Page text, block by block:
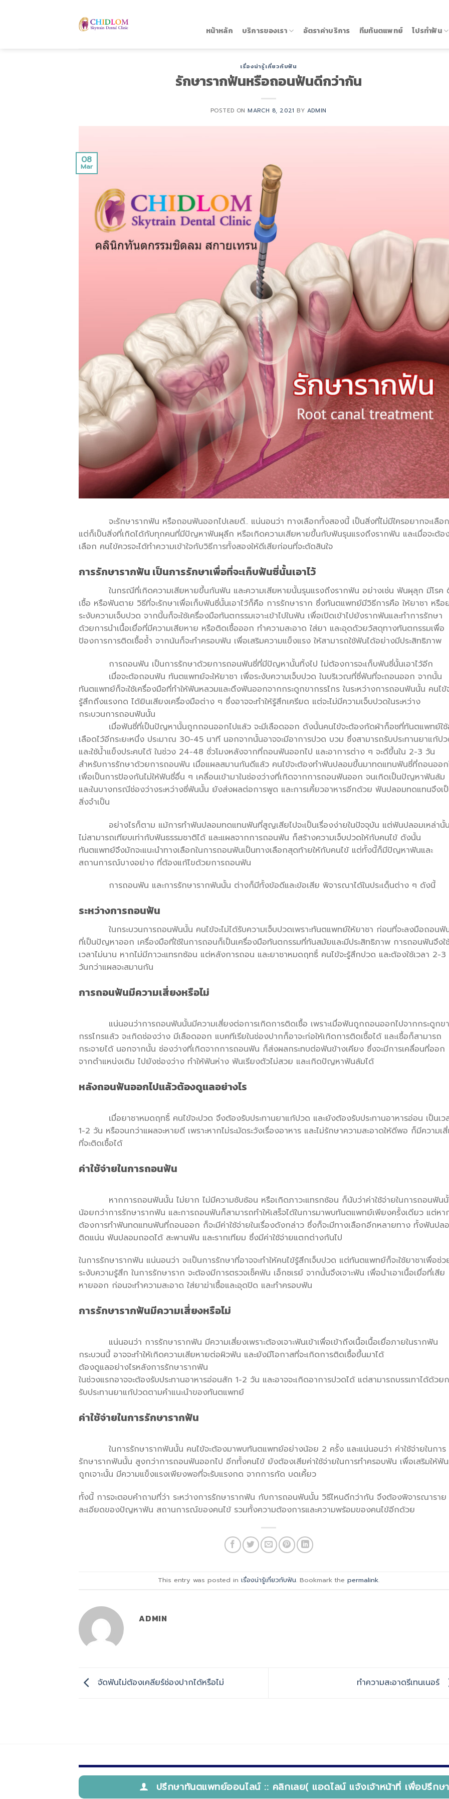
หน้าหลัก บริการของเรา อัตราค่าบริการ ทีมทันตแพทย์ โปรทำฟัน
เรื่องน่ารู้เกี่ยวกับฟัน
รักษารากฟันหรือถอนฟันดีกว่ากัน
POSTED ONMARCH 8, 2021 BY ADMIN
08
Mar
จะรักษารากฟัน หรือถอนฟันออกไปเลยดี.. แน่นอนว่า ทางเลือกทั้งสองนี้ เป็นสิ่งที่ไม่มีใครอยากจะเลือก
แต่ก็เป็นสิ่งที่เกิดได้กับทุกคนที่มีปัญหาฟันผุลึก หรือเกิดความเสียหายขึ้นกับฟันรุนแรงถึงรากฟัน และเมื่อจะต้อ
เลือก คนไข้ควรจะได้ทำความเข้าใจกับวิธีการทั้งสองให้ดีเสียก่อนที่จะตัดสินใจ
การรักษารากฟัน เป็นการรักษาเพื่อที่จะเก็บฟันซี่นั้นเอาไว้
ในกรณีที่เกิดความเสียหายขึ้นกันฟัน และความเสียหายนั้นรุนแรงถึงรากฟัน อย่างเช่น ฟันผุลุก มีโรค
เชื้อ หรือฟันตาย วิธีที่จะรักษาเพื่อเก็บฟันซี่นั้นเอาไว้ก็คือ การรักษาราก ซึ่งทันตแพทย์มีวิธีการคือ ให้ยาชา หรือ
ระงับความเจ็บปวด จากนี้นก็จะใช้เครื่องมือทันตกรรมเจาะเข้าไปในฟัน เพื่อเปิดเข้าไปยังรากฟันและทำการรักษา
ด้วยการนำเนื้อเยื่อที่มีความเสียหาย หรือติดเชื้อออก ทำความสะอาด ใส่ยา และอุดดัวยวัสดุทางทันตกรรมเพื่อ
ป้องการการติดเชื้อซ้ำ จากน้นก็จะทำครอบฟัน เพื่อเสริมความแข็งแรง ให้สามารถใช้ฟันได้อย่างมีประสิทธิภาพ
การถอนฟัน เป็นการรักษาด้วยการถอนฟันซี่ที่มีปัญหานั้นทิ้งไป ไม่ต้องการจะเก็บฟันซี่นั้นเอาไว้อีก
เมื่อจะต้อถอนฟัน ทันตแพทย์จะให้ยาชา เพื่อระงับความเจ็บปวด ในบริเวณที่ซี่ฟันที่จะถอนออก จากนั้น
ทันตแพทย์ก็จะใช้เครื่องมือที่ทำให้ฟันหลวมและดึงฟันออกจากกระดูกขากรรไกร ในระหว่างการถอนฟันนั้น คนไข้
รู้สึกถึงแรงกด ได้ยินเสียงเครื่องมือต่าง ๆ ซึ่งอาจจะทำให้รู้สึกเครียด แต่จะไม่มีความเจ็บปวดในระหว่าง
กระบวนการถอนฟันนั้น
เมื่อฟันซี่ที่เป็นปัญหานั้นถูกถอนออกไปแล้ว จะมีเลือดออก ดังนั้นคนไข้จะต้องกัดผ้าก็อชที่ทันตแพทย์ใ
เลือดไว้อีกระยะหนึ่ง ประมาณ 30-45 นาที นอกจากนั้นอาจจะมีอาการปวด บวม ซึ่งสามารถรับประทานยาแก้ป
และใช้น้ำแข็งประคบได้ ในช่วง 24-48 ชั่วโมงหลังจากที่ถอนฟันออกไป และอาการต่าง ๆ จะดึขึ้นใน 2-3 วัน
สำหรับการรักษาด้วยการถอนฟัน เมื่อแผลสมานกันดีแล้ว คนไข้จะต้องทำฟันปลอมขึ้นมาทดแทนฟันซี่ที่ถอนออก
เพื่อเป็นการป้องกันไม่ให้ฟันซี่อื่น ๆ เคลื่อนเข้ามาในช่องว่างที่เกิดจากการถอนฟันออก จนเกิดเป็นปัญหาฟันล้ม
และในบางกรณีช่องว่างระหว่างซี่ฟันนั้น ยังส่งผลต่อการพูด และการเคี้ยวอาหารอีกด้วย ฟันปลอมทดแทนจึงเ
สิ่งจำเป็น
อย่างไรก็ตาม แม้การทำฟันปลอมทดแทนฟันที่สูญเสียไปจะเป็นเรื่องง่ายในปัจจุบัน แต่ฟันปลอมเหล่านั้
ไม่สามารถเทียบเท่ากับฟันธรรมชาติได้ และแผลจากการถอนฟัน ก็สร้างความเจ็บปวดให้กับคนไข้ ดังนั้น
ทันตแพทย์จึงมักจะแนะนำทางเลือกในการถอนฟันเป็นทางเลือกสุดท้ายให้กับคนไข้ แต่ทั้งนี้ก็มีปัญหาฟันและ
สถานการณ์บางอย่าง ที่ต้องแก้ไขด้วยการถอนฟัน
การถอนฟัน และการรักษารากฟันนั้น ต่างก็มีทั้งข้อดีและข้อเสีย พิจารณาได้ในประเดฺ็นต่าง ๆ ดังนี้
ระหว่างการถอนฟัน
ในกระบวนการถอนฟันนั้น คนไข้จะไม่ได้รับความเจ็บปวดเพราะทันตแพทย์ให้ยาชา ก่อนที่จะลงมือถอนฟั
ที่เป็นปัญหาออก เครื่องมือที่ใช้ในการถอนก็เป็นเครื่องมือทันตกรรมที่ทันสมัยและมีประสิทธิภาพ การถอนฟันจึงใ
เวลาไม่นาน หากไม่มีภาวะแทรกซ้อน แต่หลังการถอน และยาชาหมดฤทธิ์ คนไข้จะรู้สึกปวด และต้องใช้เวลา 2-3
วันกว่าแผลจะสมานกัน
การถอนฟันมีความเสี่ยงหรือไม่
แน่นอนว่าการถอนฟันนั้นมีความเสี่ยงต่อการเกิดการติดเชื้อ เพราะเมื่อฟันถูกถอนออกไปจากกระดูกขา
กรรไกรแล้ว จะเกิดช่องว่าง มีเลือดออก แบคทีเรียในช่องปากก็อาจะก่อให้เกิดการติดเชื้อได้ และเชื้อก็สามารถ
กระจายได้ นอกจากนั้น ช่องว่างที่เกิดจากการถอนฟัน ก็ส่งผลกระทบต่อฟันข้างเคียง ซึ่งจะมีการเคลื่อนที่ออก
จากตำแหน่งเดิม ไปยังช่องว่าง ทำให้ฟันห่าง ฟันเรียงตัวไม่สวย และเกิดปัญหาฟันล้มได้
หลังถอนฟันออกไปแล้วต้องดูแลอย่างไร
เมื่อยาชาหมดฤทธิ์ คนไข้จะปวด จึงต้องรับประทานยาแก้ปวด และยังต้องรับประทานอาหารอ่อน เป็นเว
1-2 วัน หรือจนกว่าแผลจะหายดี เพราะหากไม่ระมัดระวังเรื่องอาหาร และไม่รักษาความสะอาดให้ดีพอ ก็มีความเ
ที่จะติดเชื้อได้
ค่าใช้จ่ายในการถอนฟัน
หากการถอนฟันนั้น ไม่ยาก ไม่มีความซับซ้อน หรือเกิดภาวะแทรกซ้อน ก็นับว่าค่าใช้จ่ายในการถอนฟัน
น้อยกว่าการรักษารากฟัน และการถอนฟันก็สามารถทำให้เสร็จได้ในการมาพบทันตแพทย์เพียงครั้งเดียว แต่หา
ต้องการทำฟันทดแทนฟันที่ถอนออก ก็จะมีค่าใช้จ่ายในเรื่องดังกล่าว ซึ่งก็จะมีทางเลือกอีกหลายทาง ทั้งฟันปล
ติดแน่น ฟันปลอมถอดได้ สะพานฟัน และรากเทียม ซึ่งมีค่าใช้จ่ายแตกต่างกันไป
ในการรักษารากฟัน แน่นอนว่า จะเป็นการรักษาที่อาจจะทำให้คนไข้รู้สึกเจ็บปวด แต่ทันตแพทย์ก็จะใช้ยาชาเพื่อช่ว
ระงับความรู้สึก ในการรักษาราก จะต้องมีการตรวจเช็คฟัน เอ็กซเรย์ จากนั้นจึงเจาะฟัน เพื่อนำเอาเนื้อเยื่อที่เสีย
หายออก ก่อนจะทำความสะอาด ใส่ยาฆ่าเชื้อและอุดปิด และทำครอบฟัน
การรักษารากฟันมีความเสี่ยงหรือไม่
แน่นอนว่า การรักษารากฟัน มีความเสี่ยงเพราะต้องเจาะฟันเข้าเพื่อเข้าถึงเนื้อเนื้อเยื่อภายในรากฟัน
กระบวนนี้ อาจจะทำให้เกิดความเสียหายต่อผิวฟัน และยังมีโอกาสที่จะเกิดการติดเชื้อขึ้นมาได้
ต้องดูแลอย่างไรหลังการรักษารากฟัน
ในช่วงแรกอาจจะต้องรับประทานอาหารอ่อนสัก 1-2 วัน และอาจจะเกิดอาการปวดได้ แต่สามารถบรรเทาได้ด้วย
รับประทานยาแก้ปวดตามคำแนะนำของทันตแพทย์
ค่าใช้จ่ายในการรักษารากฟัน
ในการรักษารากฟันนั้น คนไข้จะต้องมาพบทันตแพทย์อย่างน้อย 2 ครั้ง และแน่นอนว่า ค่าใช้จ่ายในการ
รักษารากฟันนั้น สูงกว่าการถอนฟันออกไป อีกทั้งคนไข้ ยังต้องเสียค่าใช้จ่ายในการทำครอบฟัน เพื่อเสริมให้ฟั
ถูกเจาะนั้น มีความแข็งแรงเพียงพอที่จะรับแรงกด จากการกัด บดเคี้ยว
ทั้งนี้ การจะตอบคำถามที่ว่า ระหว่างการรักษารากฟัน กับการถอนฟันนั้น วิธีไหนดีกว่ากัน จึงต้องพิจารณาราย
ละเอียดของปัญหาฟัน สถานการณ์ของคนไข้ รวมทั้งความต้องการและความพร้อมของคนไข้อีกด้วย
This entry was posted in เรื่องน่ารู้เกี่ยวกับฟัน. Bookmark the permalink.
ADMIN
จัดฟันไม่ต้องเคลียร์ช่องปากได้หรือไม่ ทําความสะอาดรีเทนเนอร์
ปรึกษาทันตแพทย์ออนไลน์ :: คลิกเลย( แอดไลน์ แจ้งเจ้าหน้าที่ เพื่อปรึก